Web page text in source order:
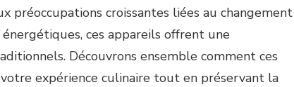
préoccupations croissantes liées au changement
ces appareils offrent une
Découvrons ensemble comment ces
expérience culinaire tout en préservant la